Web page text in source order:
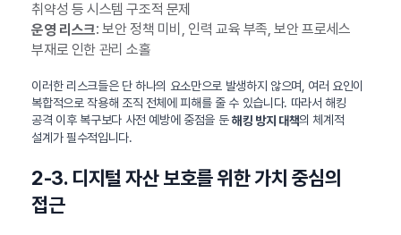
취약성 등 시스템 구조적 문제
운영 리스크: 보안 정책 미비, 인력 교육 부족, 보안 프로세스
부재로 인한 관리 소홀
이러한 리스크들은 단 하나의 요소만으로 발생하지 않으며, 여러 요인이
복합적으로 작용해 조직 전체에 피해를 줄 수 있습니다. 따라서 해킹
공격 이후 복구보다 사전 예방에 중점을 둔해킹 방지 대책의 체계적
설계가 필수적입니다.
2-3. 디지털 자산 보호를 위한 가치 중심의
접근